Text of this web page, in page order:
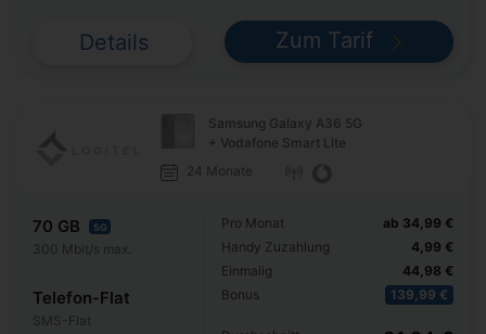
Details Zum Tarif
Samsung Galaxy A36 5G
+ Vodafone Smart Lite
24 Monate
70 GB 5G
300 Mbit/s max.
Telefon-Flat
SMS-Flat
Pro Monat
Handy Zuzahlung
Einmalig
Bonus
ab 34,99 €
4,99 €
44,98 €
139,99 €